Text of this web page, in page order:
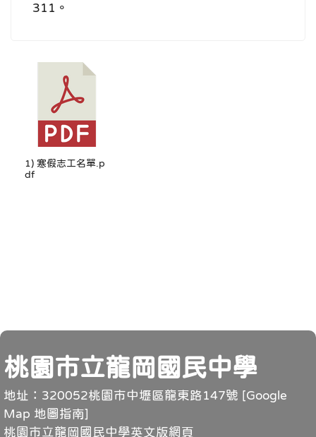
311。
1) 寒假志工名單.p
df
頁尾
桃園市立龍岡國民中學
地址：320052桃園市中壢區龍東路147號 [Google
Map 地圖指南]
桃園市立龍岡國民中學英文版網頁